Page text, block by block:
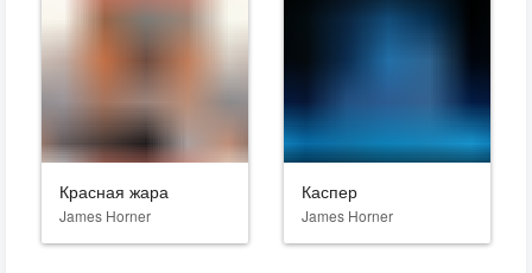
Красная жара
James Horner
Каспер
James Horner